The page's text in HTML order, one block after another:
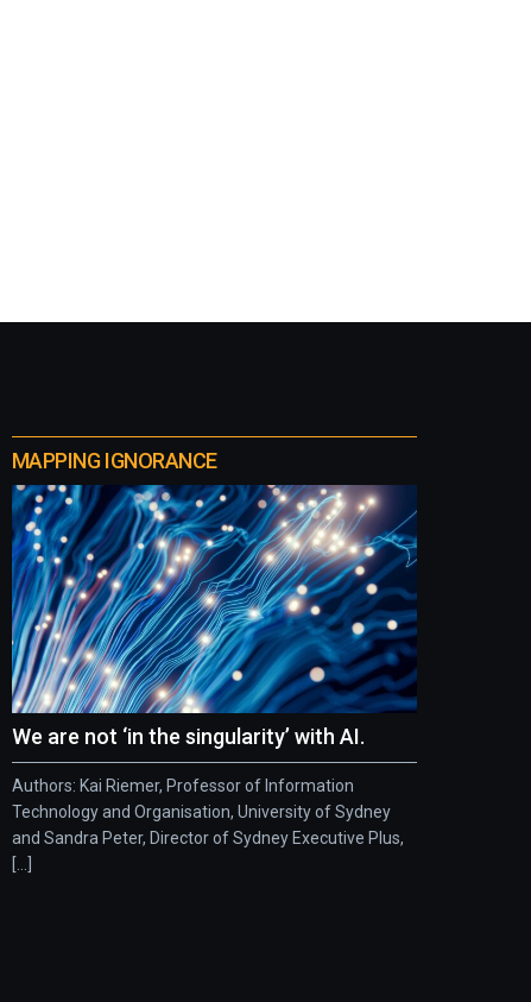
MAPPING IGNORANCE
We are not ‘in the singularity’ with AI.
Authors: Kai Riemer, Professor of Information
Technology and Organisation, University of Sydney
and Sandra Peter, Director of Sydney Executive Plus,
[...]